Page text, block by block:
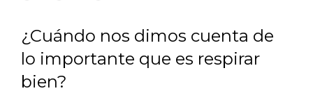
¿Cuándo nos dimos cuenta de
lo importante que es respirar
bien?